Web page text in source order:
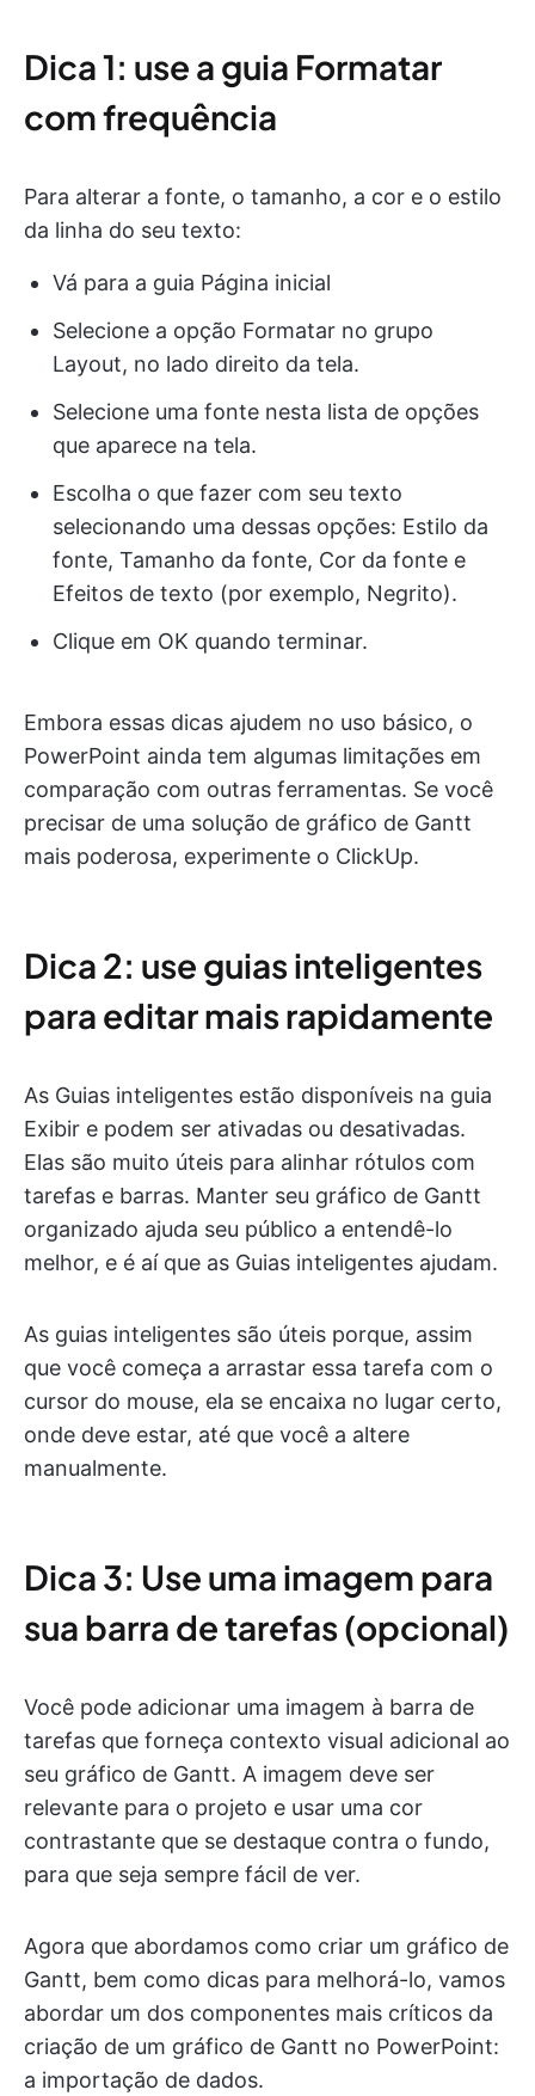
Dica 1: use a guia Formatar
com frequência
Para alterar a fonte, o tamanho, a cor e o estilo
da linha do seu texto:
Vá para a guia Página inicial
Selecione a opção Formatar no grupo
Layout, no lado direito da tela.
Selecione uma fonte nesta lista de opções
que aparece na tela.
Escolha o que fazer com seu texto
selecionando uma dessas opções: Estilo da
fonte, Tamanho da fonte, Cor da fonte e
Efeitos de texto (por exemplo, Negrito).
Clique em OK quando terminar.
Embora essas dicas ajudem no uso básico, o
PowerPoint ainda tem algumas limitações em
comparação com outras ferramentas. Se você
precisar de uma solução de gráfico de Gantt
mais poderosa, experimente o ClickUp.
Dica 2: use guias inteligentes
para editar mais rapidamente
As Guias inteligentes estão disponíveis na guia
Exibir e podem ser ativadas ou desativadas.
Elas são muito úteis para alinhar rótulos com
tarefas e barras. Manter seu gráfico de Gantt
organizado ajuda seu público a entendê-lo
melhor, e é aí que as Guias inteligentes ajudam.
As guias inteligentes são úteis porque, assim
que você começa a arrastar essa tarefa com o
cursor do mouse, ela se encaixa no lugar certo,
onde deve estar, até que você a altere
manualmente.
Dica 3: Use uma imagem para
sua barra de tarefas (opcional)
Você pode adicionar uma imagem à barra de
tarefas que forneça contexto visual adicional ao
seu gráfico de Gantt. A imagem deve ser
relevante para o projeto e usar uma cor
contrastante que se destaque contra o fundo,
para que seja sempre fácil de ver.
Agora que abordamos como criar um gráfico de
Gantt, bem como dicas para melhorá-lo, vamos
abordar um dos componentes mais críticos da
criação de um gráfico de Gantt no PowerPoint:
a importação de dados.